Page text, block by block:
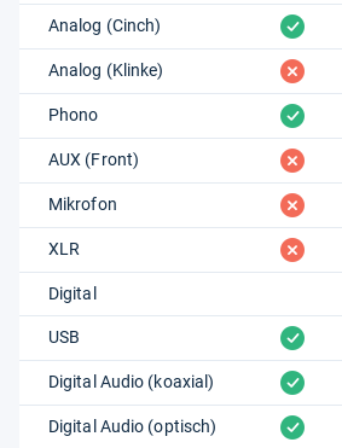
Analog (Cinch) vorhanden
Analog (Klinke) fehlt
Phono vorhanden
AUX (Front) fehlt
Mikrofon fehlt
XLR fehlt
Digital
USB vorhanden
Digital Audio (koaxial) vorhanden
Digital Audio (optisch) vorhanden